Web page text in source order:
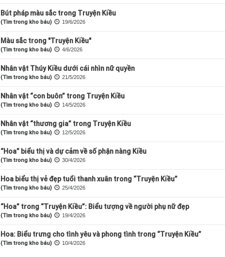
Bút pháp màu sắc trong Truyện Kiều
(Tìm trong kho báu) 19/6/2026
Màu sắc trong "Truyện Kiều"
(Tìm trong kho báu) 4/6/2026
Nhân vật Thúy Kiều dưới cái nhìn nữ quyền
(Tìm trong kho báu) 21/5/2026
Nhân vật “con buôn” trong Truyện Kiều
(Tìm trong kho báu) 14/5/2026
Nhân vật “thương gia” trong Truyện Kiều
(Tìm trong kho báu) 12/5/2026
“Hoa” biểu thị và dự cảm về số phận nàng Kiều
(Tìm trong kho báu) 30/4/2026
Hoa biểu thị vẻ đẹp tuổi thanh xuân trong “Truyện Kiều”
(Tìm trong kho báu) 25/4/2026
“Hoa” trong “Truyện Kiều”: Biểu tượng về người phụ nữ đẹp
(Tìm trong kho báu) 19/4/2026
Hoa: Biểu trưng cho tình yêu và phong tình trong “Truyện Kiều”
(Tìm trong kho báu) 10/4/2026